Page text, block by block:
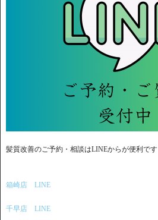
髪質改善のご予約・相談はLINEからが便利です
箱崎店 LINE
千早店 LINE